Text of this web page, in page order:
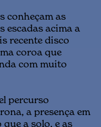
conheçam as
escadas acima a
recente disco
coroa que
com muito
percurso
a presença em
a solo, e as